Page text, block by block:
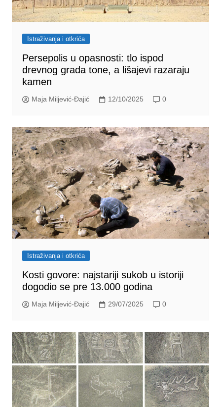
Istraživanja i otkrića
Persepolis u opasnosti: tlo ispod
drevnog grada tone, a lišajevi razaraju
kamen
Maja Miljević-Đajić 12/10/2025 0
Istraživanja i otkrića
Kosti govore: najstariji sukob u istoriji
dogodio se pre 13.000 godina
Maja Miljević-Đajić 29/07/2025 0